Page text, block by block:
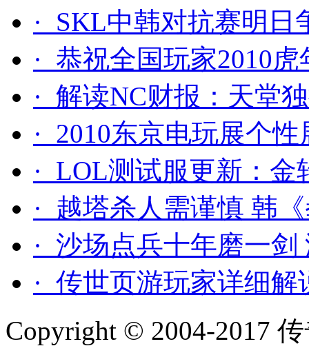
· SKL中韩对抗赛明日
· 恭祝全国玩家2010
· 解读NC财报：天堂
· 2010东京电玩展个
· LOL测试服更新：金
· 越塔杀人需谨慎 韩
· 沙场点兵十年磨一剑
· 传世页游玩家详细
Copyright © 2004-2017